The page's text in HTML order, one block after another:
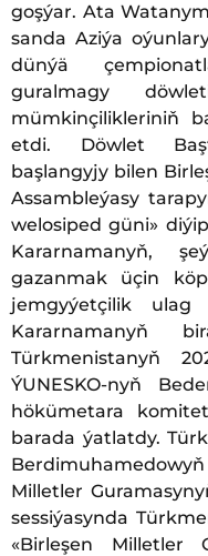
goşýar. Ata
sanda Aziýa
dünýä
guralmagy
mümkinçilikleriniň
etdi. Döwlet
başlangyjy bilen
Assambleýasy
welosiped güni»
Kararnamanyň,
gazanmak üçin
jemgyýetçilik ulag
Kararnamanyň
Türkmenistanyň
ÝUNESKO-nyň
hökümetara
barada ýatlatdy.
Milletler
sessiýasynda
«Birleşen Milletler